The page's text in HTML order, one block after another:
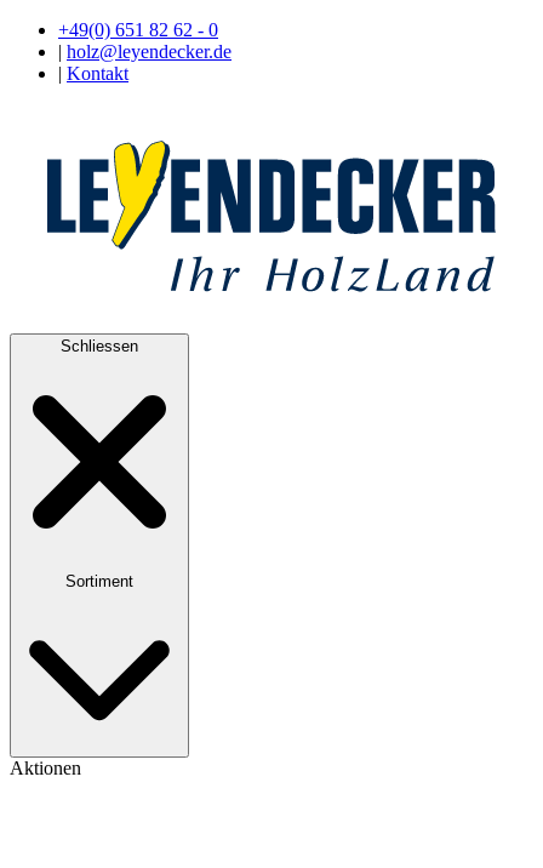
+49(0) 651 82 62 - 0
| holz@leyendecker.de
| Kontakt
Schliessen
Sortiment
Aktionen